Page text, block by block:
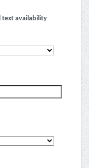
text availability